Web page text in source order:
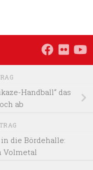
Handball“ das
ab
die Bördehalle:
Volmetal